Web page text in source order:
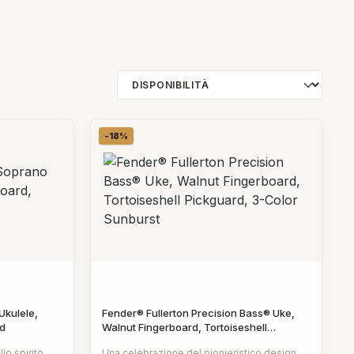
Sconto
-18%
Fender® Fullerton Precision Bass® Uke,
Walnut Fingerboard, Tortoiseshell